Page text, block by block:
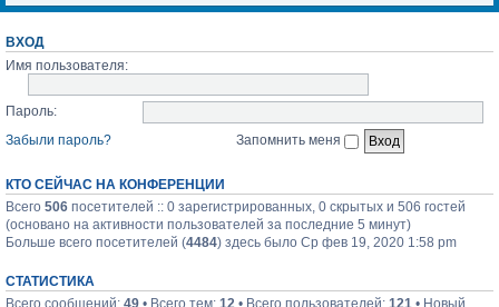
ВХОД
Имя пользователя:
Пароль:
Забыли пароль?
Запомнить меня
КТО СЕЙЧАС НА КОНФЕРЕНЦИИ
Всего 506 посетителей :: 0 зарегистрированных, 0 скрытых и 506 гостей
(основано на активности пользователей за последние 5 минут)
Больше всего посетителей (4484) здесь было Ср фев 19, 2020 1:58 pm
СТАТИСТИКА
Всего сообщений: 49 • Всего тем: 12 • Всего пользователей: 121 • Новый